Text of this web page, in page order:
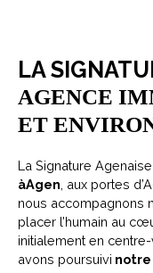
LA
AGENCE
ET
La Signature
àAgen , aux portes
nous accompagnons
placer l’humain au
initialement en
avons poursuivi